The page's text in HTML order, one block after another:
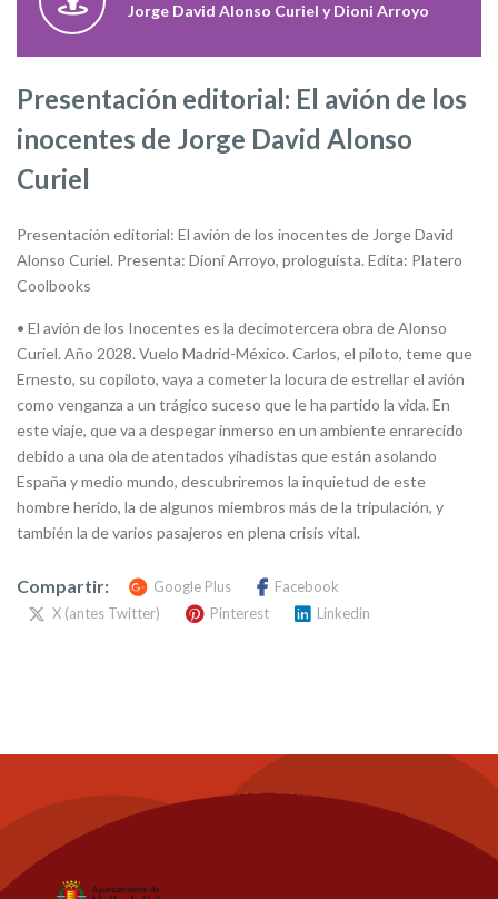
Jorge David Alonso Curiel y Dioni Arroyo
Presentación editorial: El avión de los
inocentes de Jorge David Alonso
Curiel
Presentación editorial: El avión de los inocentes de Jorge David
Alonso Curiel. Presenta: Dioni Arroyo, prologuista. Edita: Platero
Coolbooks
• El avión de los Inocentes es la decimotercera obra de Alonso
Curiel. Año 2028. Vuelo Madrid-México. Carlos, el piloto, teme que
Ernesto, su copiloto, vaya a cometer la locura de estrellar el avión
como venganza a un trágico suceso que le ha partido la vida. En
este viaje, que va a despegar inmerso en un ambiente enrarecido
debido a una ola de atentados yihadistas que están asolando
España y medio mundo, descubriremos la inquietud de este
hombre herido, la de algunos miembros más de la tripulación, y
también la de varios pasajeros en plena crisis vital.
Compartir: Google Plus
Facebook
X (antes Twitter)
Pinterest Linkedin